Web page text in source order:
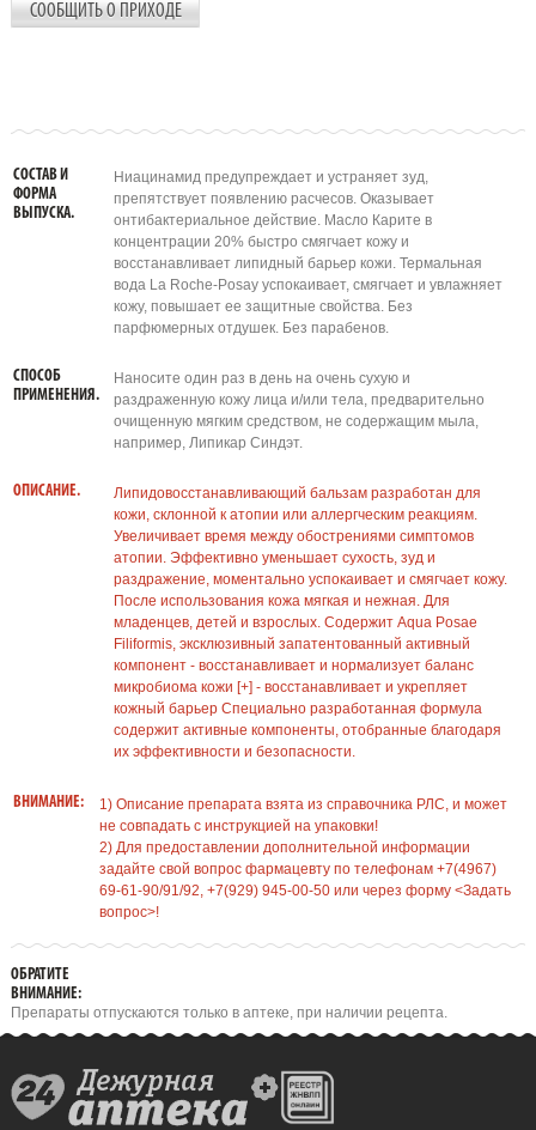
СООБЩИТЬ О ПРИХОДЕ
СОСТАВ И
ФОРМА
ВЫПУСКА.
Ниацинамид предупреждает и устраняет зуд,
препятствует появлению расчесов. Оказывает
онтибактериальное действие. Масло Карите в
концентрации 20% быстро смягчает кожу и
восстанавливает липидный барьер кожи. Термальная
вода La Roche-Posay успокаивает, смягчает и увлажняет
кожу, повышает ее защитные свойства. Без
парфюмерных отдушек. Без парабенов.
СПОСОБ
ПРИМЕНЕНИЯ.
Наносите один раз в день на очень сухую и
раздраженную кожу лица и/или тела, предварительно
очищенную мягким средством, не содержащим мыла,
например, Липикар Синдэт.
ОПИСАНИЕ.
Липидовосстанавливающий бальзам разработан для
кожи, склонной к атопии или аллергческим реакциям.
Увеличивает время между обострениями симптомов
атопии. Эффективно уменьшает сухость, зуд и
раздражение, моментально успокаивает и смягчает кожу.
После использования кожа мягкая и нежная. Для
младенцев, детей и взрослых. Содержит Aqua Posae
Filiformis, эксклюзивный запатентованный активный
компонент - восстанавливает и нормализует баланс
микробиома кожи [+] - восстанавливает и укрепляет
кожный барьер Специально разработанная формула
содержит активные компоненты, отобранные благодаря
их эффективности и безопасности.
ВНИМАНИЕ:
1) Описание препарата взята из справочника РЛС, и может
не совпадать с инструкцией на упаковки!
2) Для предоставлении дополнительной информации
задайте свой вопрос фармацевту по телефонам +7(4967)
69-61-90/91/92, +7(929) 945-00-50 или через форму <Задать
вопрос>!
ОБРАТИТЕ
ВНИМАНИЕ:
Препараты отпускаются только в аптеке, при наличии рецепта.